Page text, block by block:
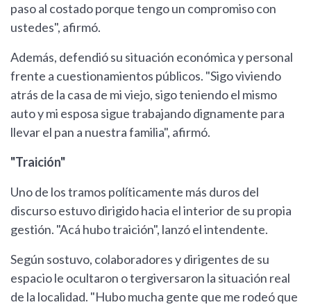
paso al costado porque tengo un compromiso con
ustedes", afirmó.
Además, defendió su situación económica y personal
frente a cuestionamientos públicos. "Sigo viviendo
atrás de la casa de mi viejo, sigo teniendo el mismo
auto y mi esposa sigue trabajando dignamente para
llevar el pan a nuestra familia", afirmó.
"Traición"
Uno de los tramos políticamente más duros del
discurso estuvo dirigido hacia el interior de su propia
gestión. "Acá hubo traición", lanzó el intendente.
Según sostuvo, colaboradores y dirigentes de su
espacio le ocultaron o tergiversaron la situación real
de la localidad. "Hubo mucha gente que me rodeó que